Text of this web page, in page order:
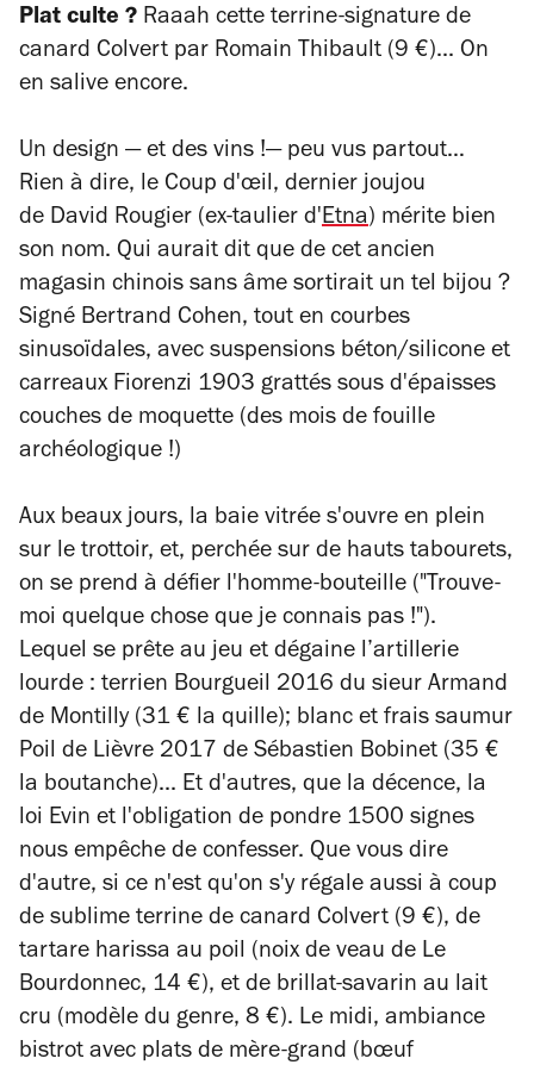
Plat culte ? Raaah cette terrine-signature de
canard Colvert par Romain Thibault (9 €)... On
en salive encore.
Un design — et des vins !— peu vus partout…
Rien à dire, le Coup d'œil, dernier joujou
de David Rougier (ex-taulier d'Etna) mérite bien
son nom. Qui aurait dit que de cet ancien
magasin chinois sans âme sortirait un tel bijou ?
Signé Bertrand Cohen, tout en courbes
sinusoïdales, avec suspensions béton/silicone et
carreaux Fiorenzi 1903 grattés sous d'épaisses
couches de moquette (des mois de fouille
archéologique !)
Aux beaux jours, la baie vitrée s'ouvre en plein
sur le trottoir, et, perchée sur de hauts tabourets,
on se prend à défier l'homme-bouteille ("Trouve-
moi quelque chose que je connais pas !").
Lequel se prête au jeu et dégaine l’artillerie
lourde : terrien Bourgueil 2016 du sieur Armand
de Montilly (31 € la quille); blanc et frais saumur
Poil de Lièvre 2017 de Sébastien Bobinet (35 €
la boutanche)... Et d'autres, que la décence, la
loi Evin et l'obligation de pondre 1500 signes
nous empêche de confesser. Que vous dire
d'autre, si ce n'est qu'on s'y régale aussi à coup
de sublime terrine de canard Colvert (9 €), de
tartare harissa au poil (noix de veau de Le
Bourdonnec, 14 €), et de brillat-savarin au lait
cru (modèle du genre, 8 €). Le midi, ambiance
bistrot avec plats de mère-grand (bœuf